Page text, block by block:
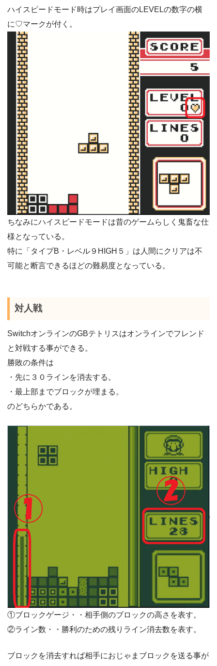
ハイスピードモード時はプレイ画面のLEVELの数字の横
に♡マークが付く。
ちなみにハイスピードモードは昔のゲームらしく鬼畜な仕
様となっている。
特に「タイプB・レベル９HIGH５」は人間にクリアは不
可能と断言できるほどの難易度となっている。
対人戦
SwitchオンラインのGBテトリスはオンラインでフレンド
と対戦する事ができる。
勝敗の条件は
・先に３０ラインを消去する。
・最上部までブロックが埋まる。
のどちらかである。
①ブロックゲージ・・相手側のブロックの高さを表す。
②ライン数・・勝利のための残りライン消去数を表す。
ブロックを消去すれば相手におじゃまブロックを送る事が